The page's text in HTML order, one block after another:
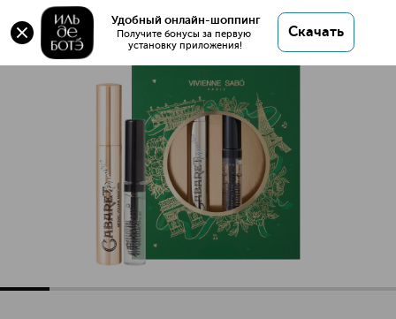
Удобный онлайн-шоппинг
Получите бонусы за первую
установку приложения!
Скачать
Оригинал 💯 Cabaret + Fixateur Подарочный
набор купить в интернет магазине ИЛЬ ДЕ БОТЭ
с доставкой.
Cabaret + Fixateur Подарочный набор
Характеристики